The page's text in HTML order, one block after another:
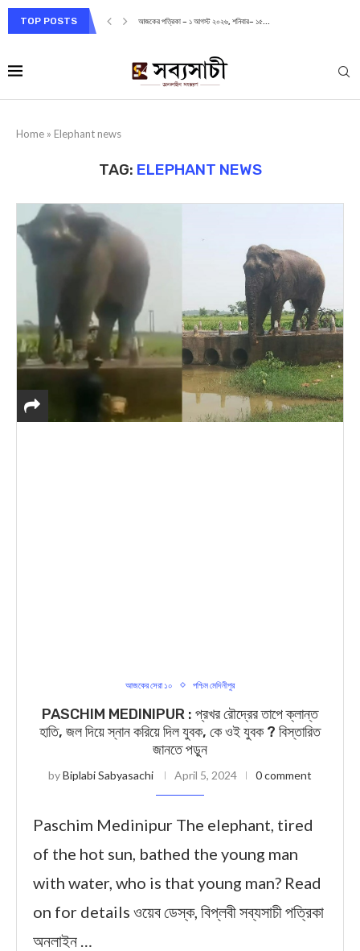
TOP POSTS আজকের পত্রিকা – ১ আগস্ট ২০২৬, শনিবার– ১৫...
Home » Elephant news
TAG: ELEPHANT NEWS
আজকের সেরা ১০ পশ্চিম মেদিনীপুর
PASCHIM MEDINIPUR : প্রখর রৌদ্রের তাপে ক্লান্ত
হাতি, জল দিয়ে স্নান করিয়ে দিল যুবক, কে ওই যুবক ? বিস্তারিত
জানতে পড়ুন
byBiplabi Sabyasachi April 5, 2024 0 comment
Paschim Medinipur The elephant, tired
of the hot sun, bathed the young man
with water, who is that young man? Read
on for details ওয়েব ডেস্ক, বিপ্লবী সব্যসাচী পত্রিকা
অনলাইন …